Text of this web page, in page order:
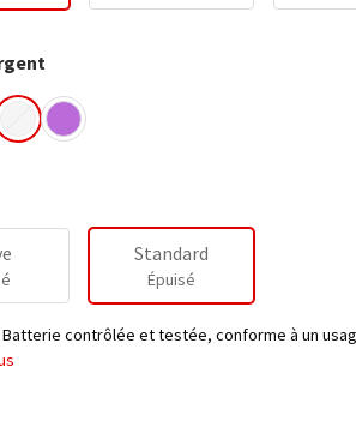
Standard
Épuisé
Batterie contrôlée et testée, conforme à un